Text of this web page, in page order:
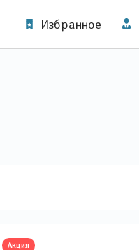
Избранное
Акция